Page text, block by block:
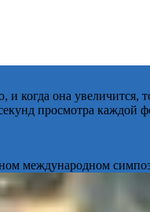
она увеличится,
просмотра каждой
международном